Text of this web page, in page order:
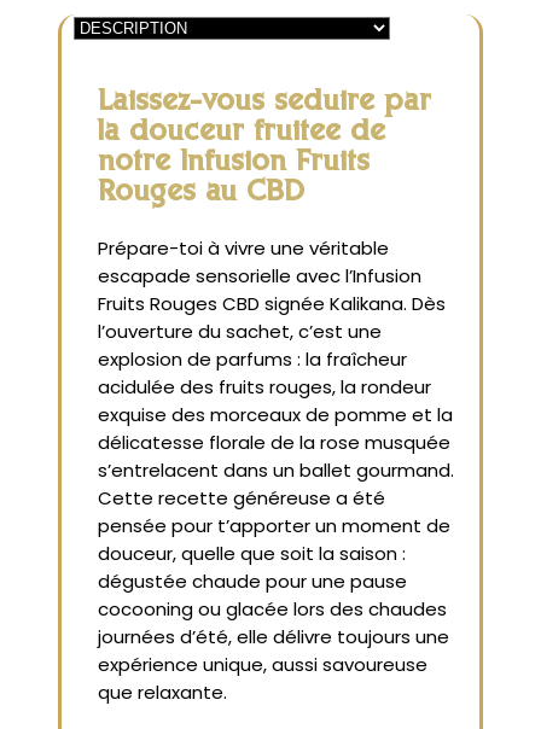
Laissez-vous séduire par
la douceur fruitée de
notre Infusion Fruits
Rouges au CBD
Prépare-toi à vivre une véritable
escapade sensorielle avec l’Infusion
Fruits Rouges CBD signée Kalikana. Dès
l’ouverture du sachet, c’est une
explosion de parfums : la fraîcheur
acidulée des fruits rouges, la rondeur
exquise des morceaux de pomme et la
délicatesse florale de la rose musquée
s’entrelacent dans un ballet gourmand.
Cette recette généreuse a été
pensée pour t’apporter un moment de
douceur, quelle que soit la saison :
dégustée chaude pour une pause
cocooning ou glacée lors des chaudes
journées d’été, elle délivre toujours une
expérience unique, aussi savoureuse
que relaxante.